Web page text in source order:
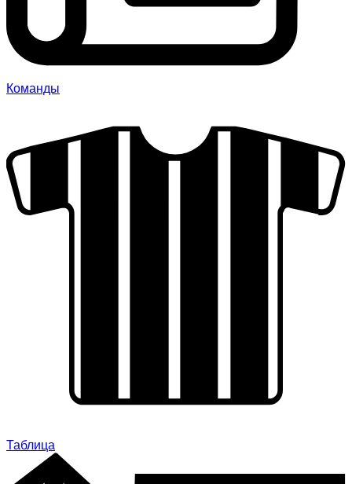
Команды
Таблица